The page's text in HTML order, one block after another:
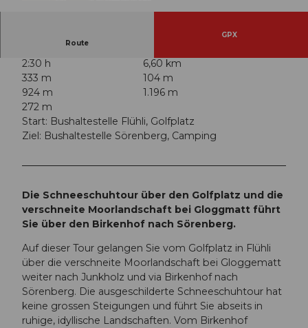
Route
GPX
2:30 h
6,60 km
333 m
104 m
924 m
1.196 m
272 m
Start: Bushaltestelle Flühli, Golfplatz
Ziel: Bushaltestelle Sörenberg, Camping
Die Schneeschuhtour über den Golfplatz und die
verschneite Moorlandschaft bei Gloggmatt führt
Sie über den Birkenhof nach Sörenberg.
Auf dieser Tour gelangen Sie vom Golfplatz in Flühli
über die verschneite Moorlandschaft bei Gloggematt
weiter nach Junkholz und via Birkenhof nach
Sörenberg. Die ausgeschilderte Schneeschuhtour hat
keine grossen Steigungen und führt Sie abseits in
ruhige, idyllische Landschaften. Vom Birkenhof